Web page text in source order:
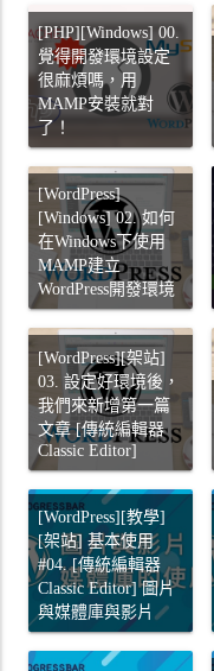
[PHP][Windows] 00.
覺得開發環境設定
很麻煩嗎，用
MAMP安裝就對
了！
[WordPress]
[Windows] 02. 如何
在Windows下使用
MAMP建立
WordPress開發環境
[WordPress][架站]
03. 設定好環境後，
我們來新增第一篇
文章 [傳統編輯器
Classic Editor]
[WordPress][教學]
[架站] 基本使用
#04. [傳統編輯器
Classic Editor] 圖片
與媒體庫與影片